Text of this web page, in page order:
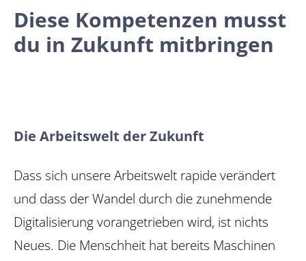
Diese Kompetenzen musst
du in Zukunft mitbringen
Die Arbeitswelt der Zukunft
Dass sich unsere Arbeitswelt rapide verändert
und dass der Wandel durch die zunehmende
Digitalisierung vorangetrieben wird, ist nichts
Neues. Die Menschheit hat bereits Maschinen